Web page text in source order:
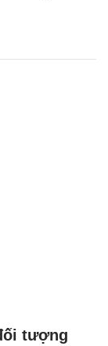
tượng